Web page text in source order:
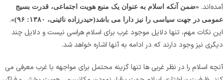
آمده‌اند. «ضمن آنکه اسلام به عنوان یک منبع هویت اجتماعی، قدرت بسیج
عمومی در جهت سیاسی را نیز دارا می باشد(حیدرزاده نائینی، ۱۳۸۰: ۹۶)»
.
این نکات مهم، تنها دلایل موجود غرب برای اسلام هراسی نیست و دلایل چند
دیگری نیز وجود دارند که در ادامه به آنها اشاره خواهد شد.
آنچه اسلام را در نظر غربی ها تنها گزینه محتمل برای مواجهه با غرب معرفی می